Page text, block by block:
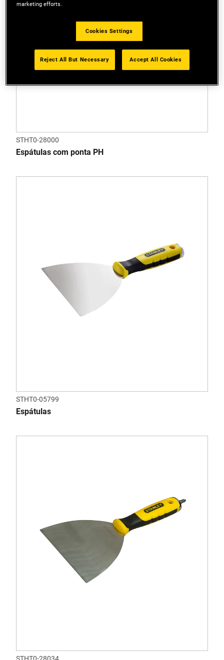
STHT0-28000
Espátulas com ponta PH
STHT0-05799
Espátulas
marketing efforts.
Cookies Settings
Reject All But Necessary Accept All Cookies